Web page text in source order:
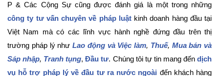
P & Các Cộng Sự cũng được đánh giá là một trong những
công ty tư vấn chuyên về pháp luậtkinh doanh hàng đầu tại
Việt Nam mà có các lĩnh vực hành nghề đứng đầu trên thị
trường pháp lý như Lao động và Việc làm, Thuế, Mua bán và
Sáp nhập, Tranh tụng,Đầu tư. Chúng tôi tự tin mang đếndịch
vụ hỗ trợ pháp lý về đầu tư ra nước ngoài đến khách hàng